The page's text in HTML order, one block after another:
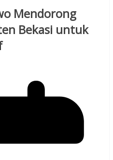
Mendorong
Bekasi untuk